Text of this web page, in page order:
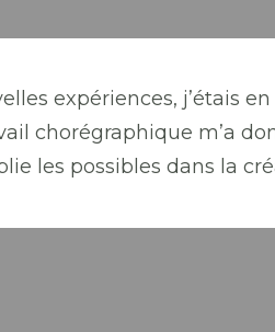
expériences, j’étais
chorégraphique m’a
les possibles dans la